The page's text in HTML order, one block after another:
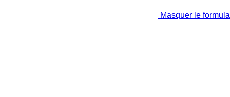
Masquer le